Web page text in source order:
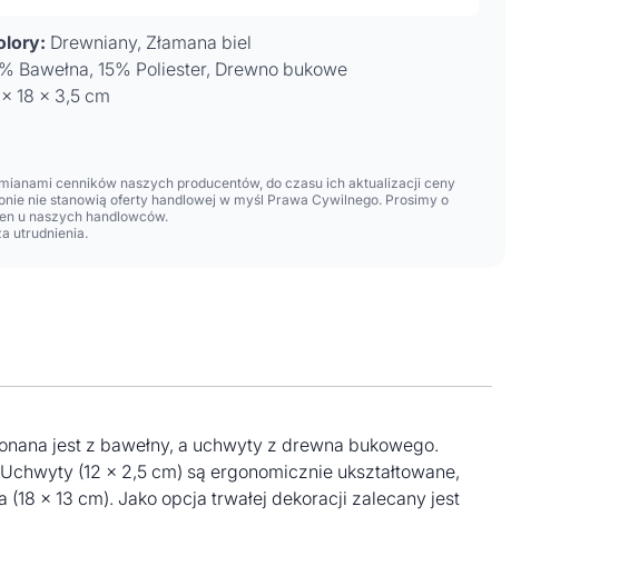
Drewniany, Złamana biel
Bawełna, 15% Poliester, Drewno bukowe
18 x 3,5 cm
cenników naszych producentów, do czasu ich aktualizacji ceny
nie stanowią oferty handlowej w myśl Prawa Cywilnego. Prosimy o
u naszych handlowców.
utrudnienia.
jest z bawełny, a uchwyty z drewna bukowego.
(12 x 2,5 cm) są ergonomicznie ukształtowane,
x 13 cm). Jako opcja trwałej dekoracji zalecany jest